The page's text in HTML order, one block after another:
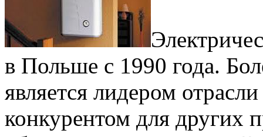
в Польше с 1990 года.
является лидером
конкурентом для других